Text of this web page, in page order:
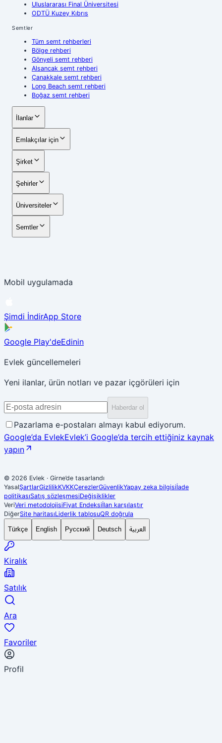
Uluslararası Final Üniversitesi
ODTÜ Kuzey Kıbrıs
Semtler
Tüm semt rehberleri
Bölge rehberi
Gönyeli semt rehberi
Alsancak semt rehberi
Çanakkale semt rehberi
Long Beach semt rehberi
Boğaz semt rehberi
İlanlar
Emlakçılar için
Şirket
Şehirler
Üniversiteler
Semtler
Mobil uygulamada
Şimdi İndirApp Store
Google Play'deEdinin
Evlek güncellemeleri
Yeni ilanlar, ürün notları ve pazar içgörüleri için
Haberdar ol
Pazarlama e-postaları almayı kabul ediyorum.
Google’da EvlekEvlek’i Google’da tercih ettiğiniz kaynak
yapın
© 2026 Evlek · Girne’de tasarlandı
YasalŞartlarGizlilikKVKKÇerezlerGüvenlikYapay zeka bilgisiİade
politikasıSatış sözleşmesiDeğişiklikler
VeriVeri metodolojisiFiyat Endeksiİlan karşılaştır
DiğerSite haritasıLiderlik tablosuQR doğrula
Türkçe English Русский Deutsch العربية
Kiralık
Satılık
Ara
Favoriler
Profil